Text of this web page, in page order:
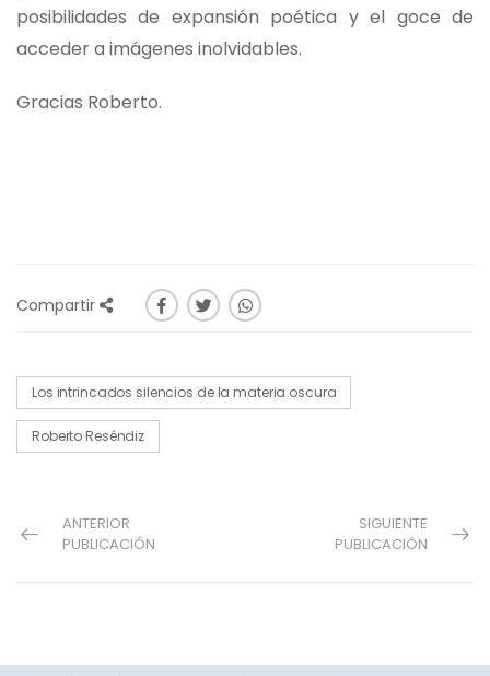
posibilidades de expansión poética y el goce de
acceder a imágenes inolvidables.
Gracias Roberto.
Compartir
Los intrincados silencios de la materia oscura
Roberto Reséndiz
ANTERIOR
PUBLICACIÓN
SIGUIENTE
PUBLICACIÓN